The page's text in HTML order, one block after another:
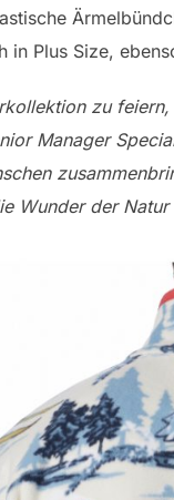
Plus Size,
zu
Manager
Wunder der